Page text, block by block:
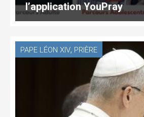
l’application YouPray
PAPE LÉON XIV, PRIÈRE